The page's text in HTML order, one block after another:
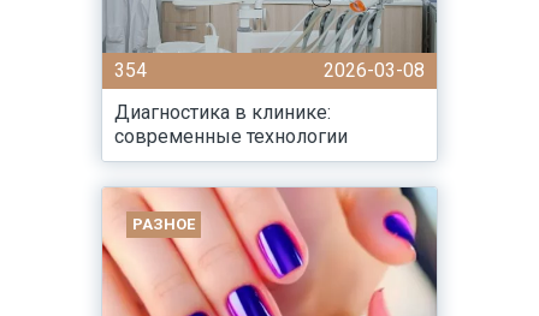
354
2026-03-08
Диагностика в клинике:
современные технологии
РАЗНОЕ